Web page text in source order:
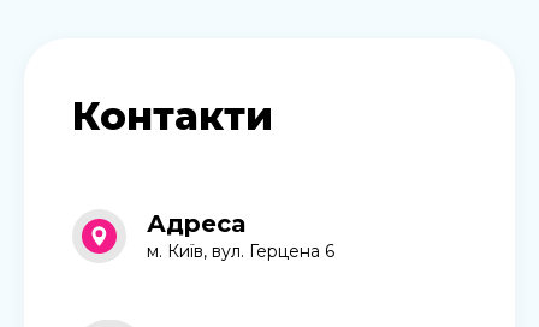
Контакти
Адреса
м. Київ, вул. Герцена 6